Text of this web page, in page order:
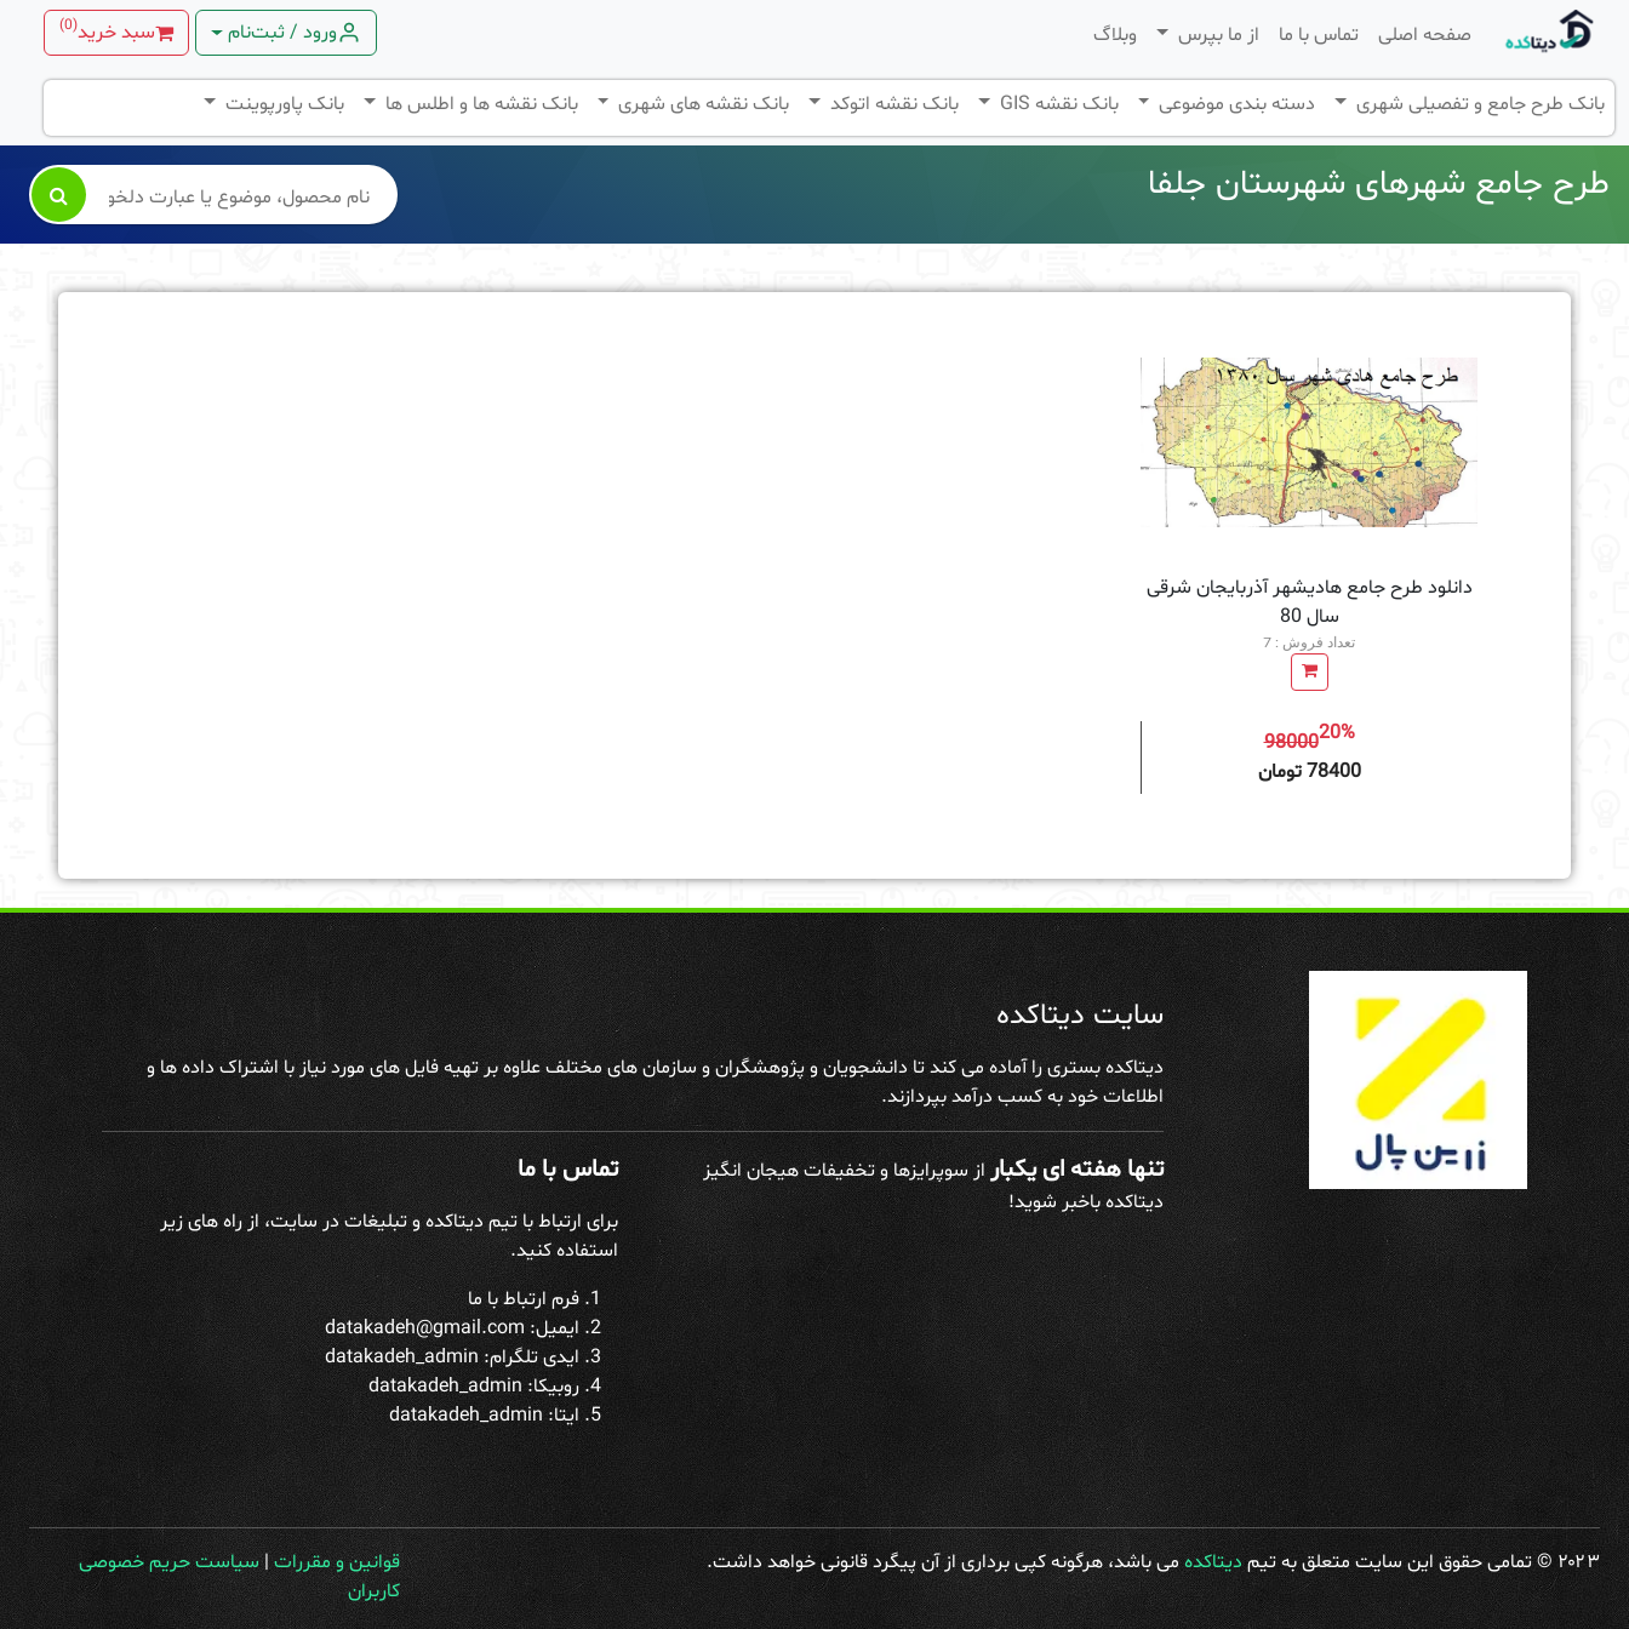
صفحه اصلی تماس با ما از ما بپرس وبلاگ ورود / ثبت‌نام سبد خرید(
0
)
بانک طرح جامع و تفصیلی شهری دسته بندی موضوعی بانک نقشه GIS بانک نقشه اتوکد بانک نقشه های شهری بانک نقشه ها و اطلس ها بانک پاورپوینت
طرح جامع شهرهای شهرستان جلفا 
دانلود طرح جامع هادیشهر آذربایجان شرقی
سال 80
تعداد فروش : 7
9800020%
78400 تومان
سایت دیتاکده
دیتاکده بستری را آماده می کند تا دانشجویان و پژوهشگران و سازمان های مختلف علاوه بر تهیه فایل های مورد نیاز با اشتراک داده ها و
اطلاعات خود به کسب درآمد بپردازند.
تنها هفته ای یکباراز سوپرایزها و تخفیفات هیجان انگیز
دیتاکده باخبر شوید!
تماس با ما
برای ارتباط با تیم دیتاکده و تبلیغات در سایت، از راه های زیر
استفاده کنید.
فرم ارتباط با ما
ایمیل: datakadeh@gmail.com
ایدی تلگرام:datakadeh_admin
روبیکا: datakadeh_admin
ایتا: datakadeh_admin
۲۰۲۳ © تمامی حقوق این سایت متعلق به تیم دیتاکدهمی باشد، هرگونه کپی برداری از آن پیگرد قانونی خواهد داشت. قوانین و مقررات|سیاست حریم خصوصی
کاربران